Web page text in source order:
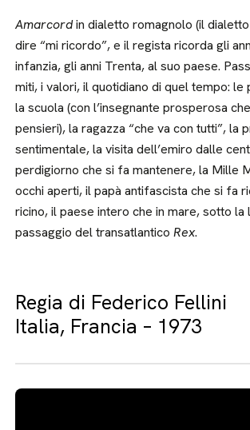
Amarcordin dialetto romagnolo (il
dire “mi ricordo”, e il regista ricorda gli
infanzia, gli anni Trenta, al suo paese.
miti, i valori, il quotidiano di quel tempo:
la scuola (con l’insegnante prosperosa
pensieri), la ragazza “che va con tutti”, la
sentimentale, la visita dell’emiro dalle
perdigiorno che si fa mantenere, la Mille
occhi aperti, il papà antifascista che si fa
ricino, il paese intero che in mare, sotto la
passaggio del transatlanticoRex.
Regia di Federico Fellini
Italia, Francia – 1973